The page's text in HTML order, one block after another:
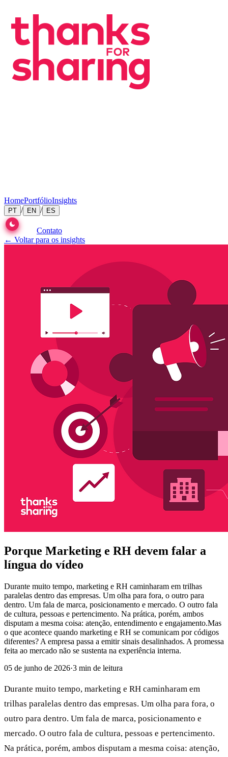
HomePortfólioInsights
PT / EN / ES
Contato
← Voltar para os insights
Porque Marketing e RH devem falar a
língua do vídeo
Durante muito tempo, marketing e RH caminharam em trilhas
paralelas dentro das empresas. Um olha para fora, o outro para
dentro. Um fala de marca, posicionamento e mercado. O outro fala
de cultura, pessoas e pertencimento. Na prática, porém, ambos
disputam a mesma coisa: atenção, entendimento e engajamento.Mas
o que acontece quando marketing e RH se comunicam por códigos
diferentes? A empresa passa a emitir sinais desalinhados. A promessa
feita ao mercado não se sustenta na experiência interna.
05 de junho de 2026·3 min de leitura
Durante muito tempo, marketing e RH caminharam em
trilhas paralelas dentro das empresas. Um olha para fora, o
outro para dentro. Um fala de marca, posicionamento e
mercado. O outro fala de cultura, pessoas e pertencimento.
Na prática, porém, ambos disputam a mesma coisa: atenção,